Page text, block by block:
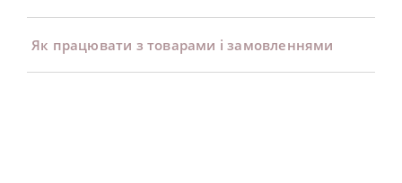
Як працювати з товарами і замовленнями